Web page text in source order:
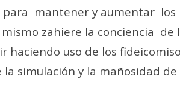
para mantener y aumentar los
zahiere la conciencia de
haciendo uso de los
simulación y la mañosidad de